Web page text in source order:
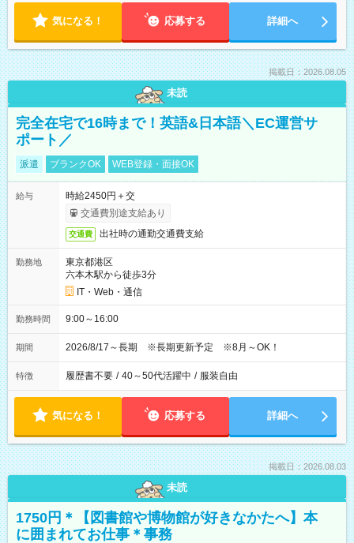
気になる！ 応募する 詳細へ
掲載日：2026.08.05
未読
完全在宅で16時まで！英語&日本語＼EC運営サ
ポート／
派遣 ブランクOK WEB登録・面接OK
給与
時給2450円＋交
交通費別途支給あり
交通費 出社時の通勤交通費支給
勤務地
東京都港区
六本木駅から徒歩3分
IT・Web・通信
勤務時間 9:00～16:00
期間 2026/8/17～長期 ※長期更新予定 ※8月～OK！
特徴 履歴書不要 / 40～50代活躍中 / 服装自由
気になる！ 応募する 詳細へ
掲載日：2026.08.03
未読
1750円＊【図書館や博物館が好きなかたへ】本
に囲まれてお仕事＊事務